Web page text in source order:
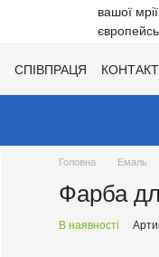
СПІВПРАЦЯ
Головна Емаль
Фарба
В наявності